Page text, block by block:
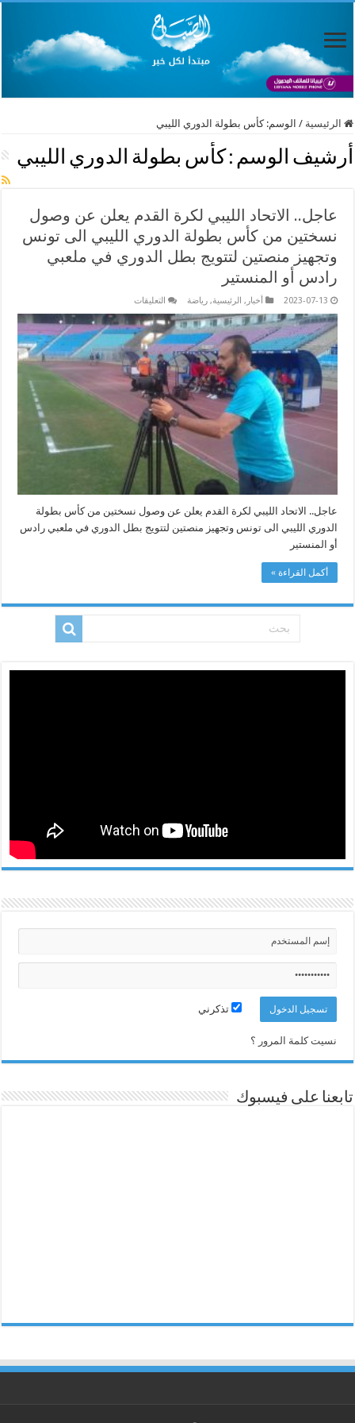
الرئيسية / الوسم:كأس بطولة الدوري الليبي
أرشيف الوسم : كأس بطولة الدوري الليبي
عاجل.. الاتحاد الليبي لكرة القدم يعلن عن وصول
نسختين من كأس بطولة الدوري الليبي الى تونس
وتجهيز منصتين لتتويج بطل الدوري في ملعبي
رادس أو المنستير
2023-07-13 أخبار , الرئيسية,رياضة التعليقات
الاتحاد
الليبي
لكرة
القدم
يعلن
عن
وصول
نسختين
كأس
بطولة
الى
تونس
وتجهيز
منصتين
لتتويج
الدوري
في
عاجل.. الاتحاد الليبي لكرة القدم يعلن عن وصول نسختين من كأس بطولة
الدوري الليبي الى تونس وتجهيز منصتين لتتويج بطل الدوري في ملعبي رادس
أو المنستير
أكمل القراءة »
تذكرني
نسيت كلمة المرور ؟
تابعنا على فيسبوك